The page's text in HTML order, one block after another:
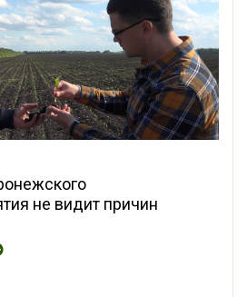
не видит причин